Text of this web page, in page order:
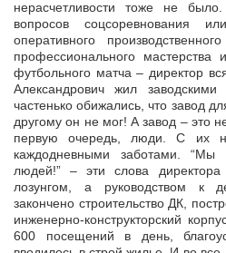
нерасчетливости тоже не
вопросов соцсоревнования
оперативного
профессионального мастерства
футбольного матча – директор
Александрович жил
частенько обижались, что завод
другому он не мог! А завод – это
первую очередь, люди. С их
каждодневными заботами.
людей!” – эти слова
лозунгом, а руководством к
закончено строительство ДК,
инженерно-конструкторский
600 посещений в день,